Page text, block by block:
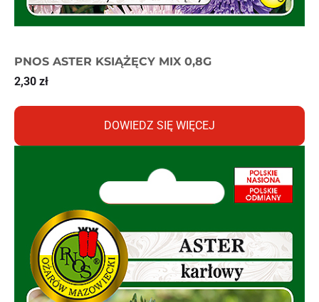
PNOS ASTER KSIĄŻĘCY MIX 0,8G
2,30 zł
DOWIEDZ SIĘ WIĘCEJ